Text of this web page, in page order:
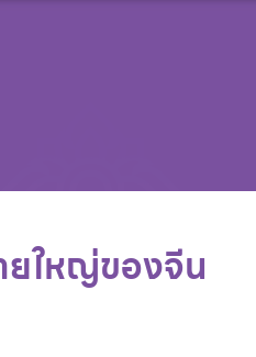
ยใหญ่ของจีน